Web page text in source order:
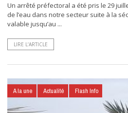
Un arrêté préfectoral a été pris le 29
de l’eau dans notre secteur suite à la
valable jusqu’au ...
LIRE L’ARTICLE
A la une Actualité Flash Info